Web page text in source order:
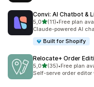
Convi: AI Chatbot &
5,0z 5 hvězd
(11)
Celkový počet recenzí:
•Free plan
Claude-powered AI
Built for Shopify
Relocate+ Order
5,0z 5 hvězd
(35)
Celkový počet recenzí:
•Free plan
Self-serve order